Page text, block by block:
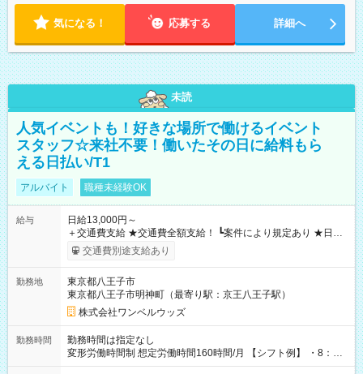
気になる！ 応募する 詳細へ
未読
人気イベントも！好きな場所で働けるイベント
スタッフ☆来社不要！働いたその日に給料もら
える日払い/T1
アルバイト 職種未経験OK
給与
日給13,000円～
＋交通費支給 ★交通費全額支給！ ┗案件により規定あり ★日払
いOK！（規定あり） ┗働いたその日に現金GET♪ お仕事後はコ
ンビニATMから 日払い分を引き落とせます！ 【試用期間】試
交通費別途支給あり
勤務地
東京都八王子市
東京都八王子市明神町（最寄り駅：京王八王子駅）
株式会社ワンベルウッズ
勤務時間
勤務時間は指定なし
変形労働時間制 想定労働時間160時間/月 【シフト例】 ・8：00
～21：00